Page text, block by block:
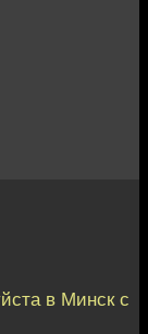
в Минск с